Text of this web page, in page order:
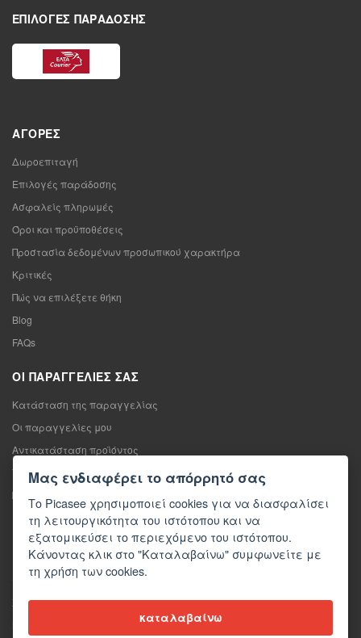
ΕΠΙΛΟΓΈΣ ΠΑΡΆΔΟΣΗΣ
ΑΓΟΡΈΣ
Δωροεπιταγή
Επιλογές παράδοσης
Ασφαλείς πληρωμές
Όροι και προϋποθέσεις
Προστασία δεδομένων προσωπικού χαρακτήρα
Κριτικές
Πώς να επιλέξετε θήκη
Blog
FAQs
ΟΙ ΠΑΡΑΓΓΕΛΊΕΣ ΣΑΣ
Κατάσταση της παραγγελίας
Οι παραγγελίες μου
Αντικατάσταση προϊόντος
Υπαναχώρηση από τη σύμβαση πώλησης
Παράπονο
ΕΠΙΚΟΙΝΩΝΊΑ
Επικοινωνία
Φόρμα επικοινωνίας
Χονδρική πώληση
Μέσα ενημέρωσης σχετικά με εμάς
Μας ενδιαφέρει το απόρρητό σας
Το Picasee χρησιμοποιεί cookies για να διασφαλίσει
τη λειτουργικότητα του ιστότοπου και να
εξατομικεύσει το περιεχόμενο του ιστότοπου.
Κάνοντας κλικ στο "Καταλαβαίνω" συμφωνείτε με
τη χρήση των cookies.
καταλαβαίνω